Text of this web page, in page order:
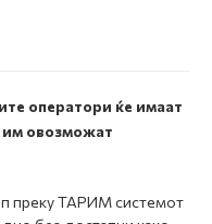
оператори ќе имаат
овозможат
преку ТАРИМ системот